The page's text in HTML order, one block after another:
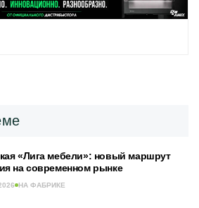
«Лига мебели»: новый маршрут
на современном рынке
НА ФАБРИКЕ